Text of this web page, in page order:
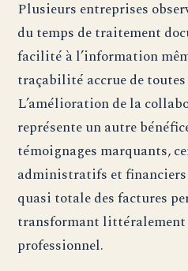
Plusieurs entreprises
du temps de traitement
facilité à l’information
traçabilité accrue de
L’amélioration de la
représente un autre
témoignages marquants,
administratifs et
quasi totale des factures
transformant
professionnel.